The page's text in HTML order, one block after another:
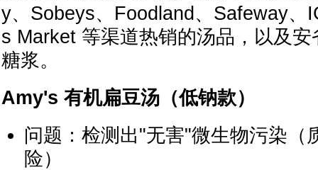
y、Sobeys、Foodland、Safeway、
s Market 等渠道热销的汤品，以及
糖浆。
Amy's 有机扁豆汤（低钠款）
问题：检测出"无害"微生物污染（
险）